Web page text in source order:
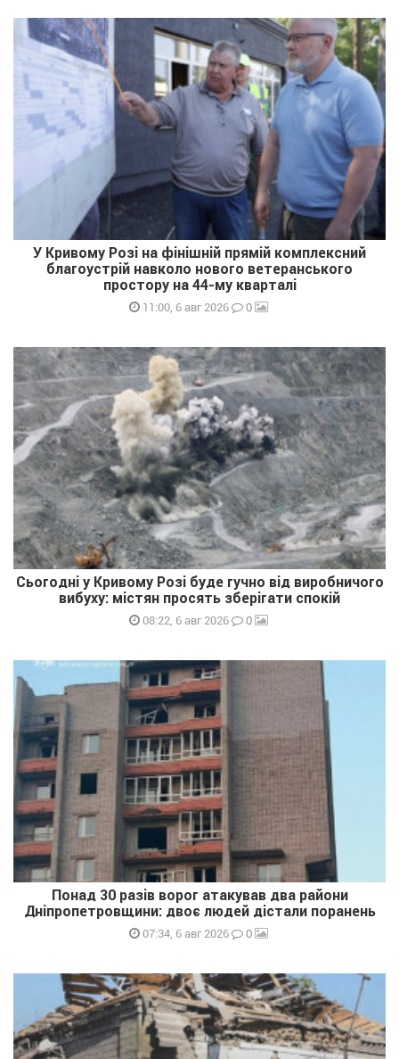
У Кривому Розі на фінішній прямій комплексний
благоустрій навколо нового ветеранського
простору на 44-му кварталі
11:00, 6 авг 2026 0
Сьогодні у Кривому Розі буде гучно від виробничого
вибуху: містян просять зберігати спокій
08:22, 6 авг 2026 0
Понад 30 разів ворог атакував два райони
Дніпропетровщини: двоє людей дістали поранень
07:34, 6 авг 2026 0